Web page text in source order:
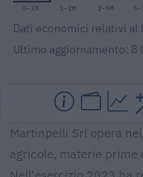
0-1M 1-2M 2-5M 5-
Dati economici relativi al
Ultimo aggiornamento: 8
Martinpelli Srl opera
agricole, materie prime